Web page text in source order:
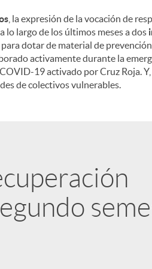
, la expresión de la vocación de
lo largo de los últimos meses a dos
para dotar de material de
activamente durante la
19 activado por Cruz Roja.
de colectivos vulnerables.